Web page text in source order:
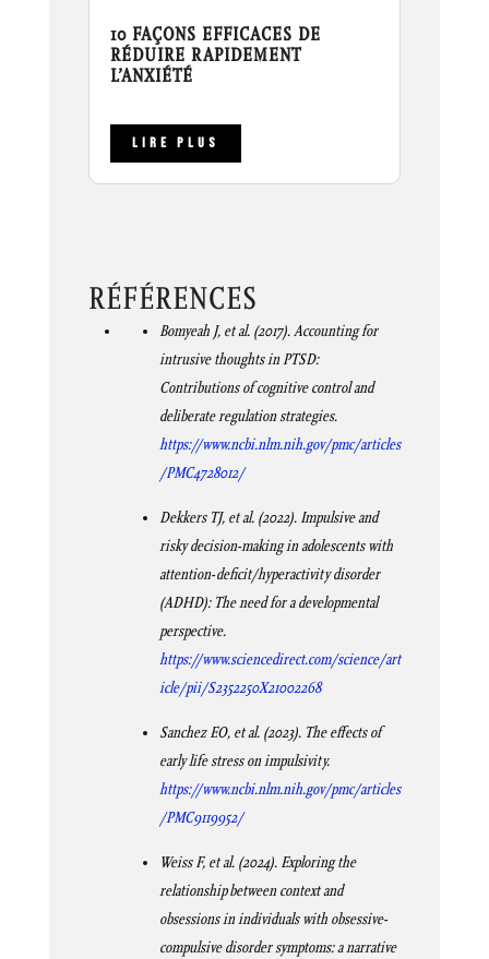
10 FAÇONS EFFICACES DE
RÉDUIRE RAPIDEMENT
L’ANXIÉTÉ
LIRE PLUS
RÉFÉRENCES
Bomyeah J, et al. (2017). Accounting for
intrusive thoughts in PTSD:
Contributions of cognitive control and
deliberate regulation strategies.
https://www.ncbi.nlm.nih.gov/pmc/articles
/PMC4728012/
Dekkers TJ, et al. (2022). Impulsive and
risky decision-making in adolescents with
attention-deficit/hyperactivity disorder
(ADHD): The need for a developmental
perspective.
https://www.sciencedirect.com/science/art
icle/pii/S2352250X21002268
Sanchez EO, et al. (2023). The effects of
early life stress on impulsivity.
https://www.ncbi.nlm.nih.gov/pmc/articles
/PMC9119952/
Weiss F, et al. (2024). Exploring the
relationship between context and
obsessions in individuals with obsessive-
compulsive disorder symptoms: a narrative